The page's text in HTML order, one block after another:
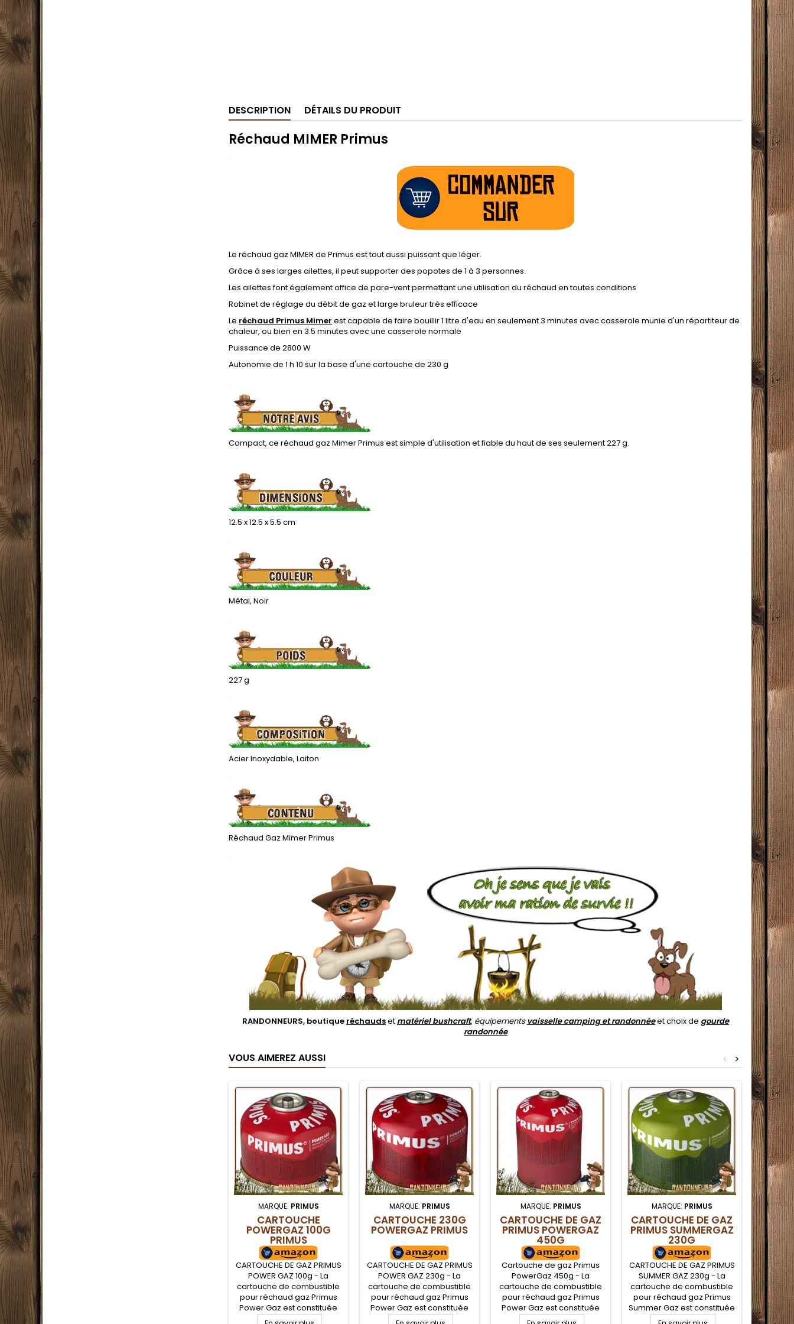
DESCRIPTION DÉTAILS DU PRODUIT
Réchaud MIMER Primus
.
Le réchaud gaz MIMER de Primus est tout aussi puissant que léger.
Grâce à ses larges ailettes, il peut supporter des popotes de 1 à 3 personnes.
Les ailettes font également office de pare-vent permettant une utilisation du réchaud en toutes conditions
Robinet de réglage du débit de gaz et large bruleur très efficace
Le réchaud Primus Mimer est capable de faire bouillir 1 litre d'eau en seulement 3 minutes avec casserole munie d'un répartiteur de
chaleur, ou bien en 3.5 minutes avec une casserole normale
Puissance de 2800 W
Autonomie de 1 h 10 sur la base d'une cartouche de 230 g
.
Compact, ce réchaud gaz Mimer Primus est simple d'utilisation et fiable du haut de ses seulement 227 g.
.
12.5 x 12.5 x 5.5 cm
.
Métal, Noir
.
227 g
.
Acier Inoxydable, Laiton
.
Réchaud Gaz Mimer Primus
.
RANDONNEURS, boutique réchaudset matériel bushcraft, équipements vaisselle camping et randonnéeet choix de gourde
randonnée
VOUS AIMEREZ AUSSI >
<
MARQUE: PRIMUS
CARTOUCHE
POWERGAZ 100G
PRIMUS
CARTOUCHE DE GAZ PRIMUS
POWER GAZ 100g - La
cartouche de combustible
pour réchaud gaz Primus
Power Gaz est constituée
d'un mélange de propane
MARQUE: PRIMUS
CARTOUCHE 230G
POWERGAZ PRIMUS
CARTOUCHE DE GAZ PRIMUS
POWER GAZ 230g - La
cartouche de combustible
pour réchaud gaz Primus
Power Gaz est constituée
d'un mélange de propane
MARQUE: PRIMUS
CARTOUCHE DE GAZ
PRIMUS POWERGAZ
450G
Cartouche de gaz Primus
PowerGaz 450g - La
cartouche de combustible
pour réchaud gaz Primus
Power Gaz est constituée
d'un mélange de propane
MARQUE: PRIMUS
CARTOUCHE DE GAZ
PRIMUS SUMMERGAZ
230G
CARTOUCHE DE GAZ PRIMUS
SUMMER GAZ 230g - La
cartouche de combustible
pour réchaud gaz Primus
Summer Gaz est constituée
d'un mélange de propane
pour
d'un